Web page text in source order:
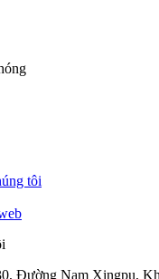
tôi
Đường Nam Xingpu,